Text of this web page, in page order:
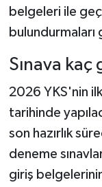
belgeleri ile
Sınava kaç
2026 YKS'nin
tarihinde
son hazırlık
deneme
giriş belgelerinin